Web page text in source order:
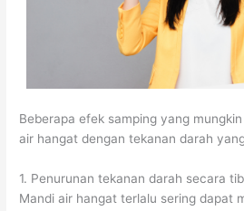
Beberapa efek samping yang
air hangat dengan tekanan darah
1. Penurunan tekanan darah secara
Mandi air hangat terlalu sering dapat